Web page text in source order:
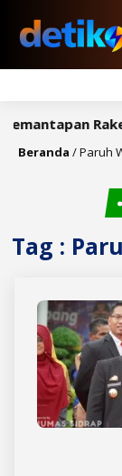
Beranda /Paruh
Tag :